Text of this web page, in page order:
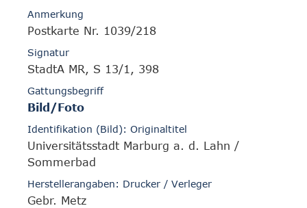
Anmerkung
Postkarte Nr. 1039/218
Signatur
StadtA MR, S 13/1, 398
Gattungsbegriff
Bild/Foto
Identifikation (Bild): Originaltitel
Universitätsstadt Marburg a. d. Lahn /
Sommerbad
Herstellerangaben: Drucker / Verleger
Gebr. Metz